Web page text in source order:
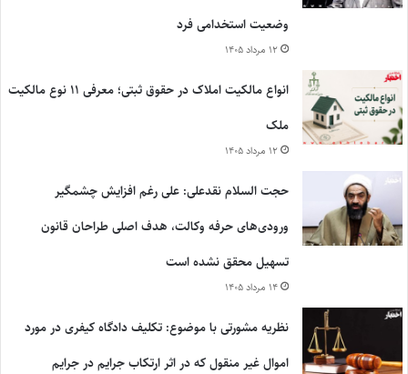
وضعیت استخدامی فرد
۱۲ مرداد ۱۴۰۵
انواع مالکیت املاک در حقوق ثبتی؛ معرفی ۱۱ نوع مالکیت
ملک
۱۲ مرداد ۱۴۰۵
حجت السلام نقدعلی: علی رغم افزایش چشمگیر
ورودی‌های حرفه وکالت، هدف اصلی طراحان قانون
تسهیل محقق نشده است
۱۴ مرداد ۱۴۰۵
نظریه مشورتی با موضوع: تکلیف دادگاه کیفری در مورد
اموال غیر منقول که در اثر ارتکاب جرایم در جرایم